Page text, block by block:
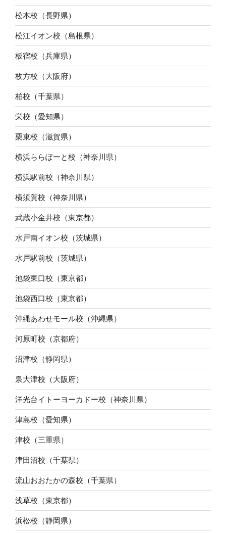
松本校（長野県）
松江イオン校（島根県）
板宿校（兵庫県）
枚方校（大阪府）
柏校（千葉県）
栄校（愛知県）
栗東校（滋賀県）
横浜ららぽーと校（神奈川県）
横浜駅前校（神奈川県）
横須賀校（神奈川県）
武蔵小金井校（東京都）
水戸南イオン校（茨城県）
水戸駅前校（茨城県）
池袋東口校（東京都）
池袋西口校（東京都）
沖縄あわせモール校（沖縄県）
河原町校（京都府）
沼津校（静岡県）
泉大津校（大阪府）
洋光台イトーヨーカドー校（神奈川県）
津島校（愛知県）
津校（三重県）
津田沼校（千葉県）
流山おおたかの森校（千葉県）
浅草校（東京都）
浜松校（静岡県）